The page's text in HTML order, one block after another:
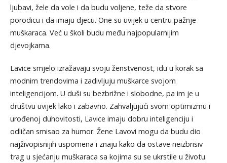
ljubavi, žele da vole i da budu voljene, teže da stvore
porodicu i da imaju djecu. One su uvijek u centru pažnje
muškaraca. Već u školi budu među najpopularnijim
djevojkama.
Lavice smjelo izražavaju svoju ženstvenost, idu u korak sa
modnim trendovima i zadivljuju muškarce svojom
inteligencijom. U duši su bezbrižne i slobodne, pa im je u
društvu uvijek lako i zabavno. Zahvaljujući svom optimizmu i
urođenoj duhovitosti, Lavice imaju dobru inteligenciju i
odličan smisao za humor. Žene Lavovi mogu da budu dio
najživopisnijih uspomena i znaju kako da ostave neizbrisiv
trag u sjećanju muškaraca sa kojima su se ukrstile u životu.